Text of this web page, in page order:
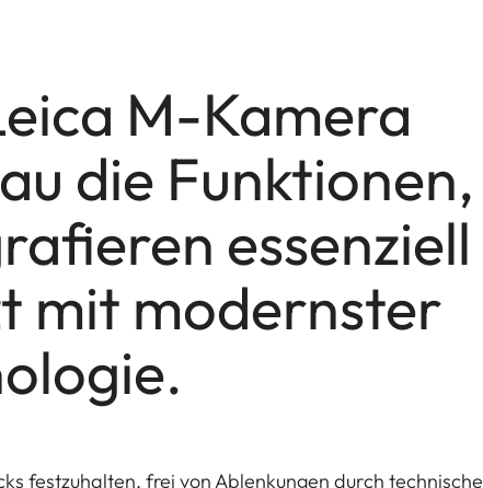
M-Kamera
die Funktionen,
essenziell
mit modernster
festzuhalten, frei von Ablenkungen durch technische